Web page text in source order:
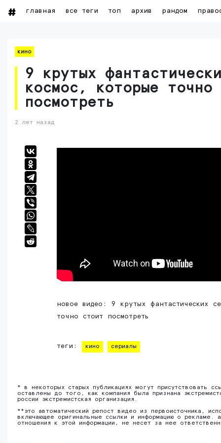
главная все теги топ архив рандом
кино
9 крутых
космос, которые точно
посмотреть
2 лет назад
новое видео: 9 крутых фантастических
точно стоит посмотреть
теги: кино сериалы
* в некоторых старых публикациях могут присутствовать
оставлены до того, как компания была признана
россии экстремистская организация.
**это автоматический репост видео из первоисточника,
включающее оригинальные ссылки и информацию о рекламе.
отношения к этой информации, не несет за нее